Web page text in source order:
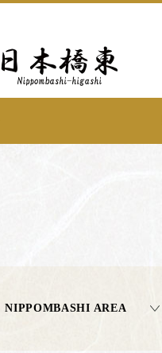
NIPPOMBASHI AREA